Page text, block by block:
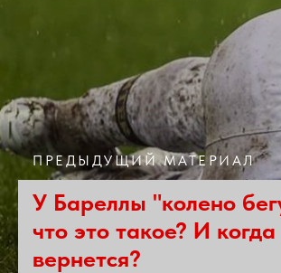
ПРЕДЫДУЩИЙ МАТЕРИАЛ
У Бареллы "колено
что это такое? И
вернется?